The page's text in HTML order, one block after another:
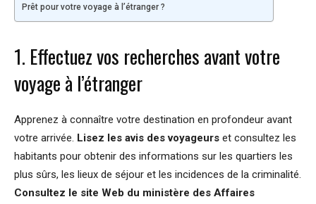
Prêt pour votre voyage à l’étranger ?
1. Effectuez vos recherches avant votre
voyage à l’étranger
Apprenez à connaître votre destination en profondeur avant
votre arrivée. Lisez les avis des voyageurs et consultez les
habitants pour obtenir des informations sur les quartiers les
plus sûrs, les lieux de séjour et les incidences de la criminalité.
Consultez le site Web du ministère des Affaires